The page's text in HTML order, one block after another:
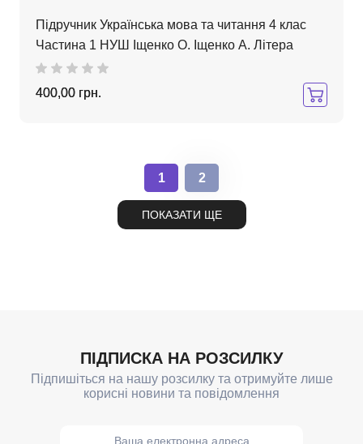
Підручник Українська мова та читання 4 клас
Частина 1 НУШ Іщенко О. Іщенко А. Літера
400,00 грн.
1 2